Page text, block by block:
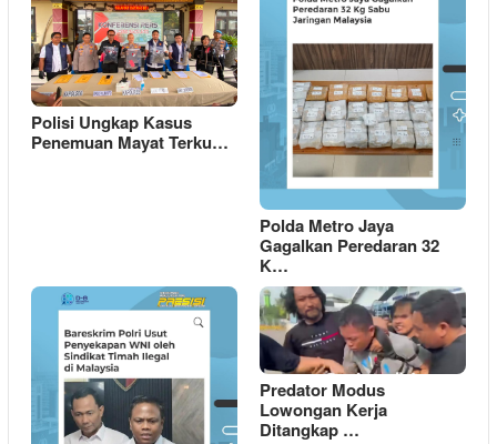
Polisi Ungkap Kasus
Penemuan Mayat Terku…
Polda Metro Jaya
Gagalkan Peredaran 32
K…
Predator Modus
Lowongan Kerja
Ditangkap …